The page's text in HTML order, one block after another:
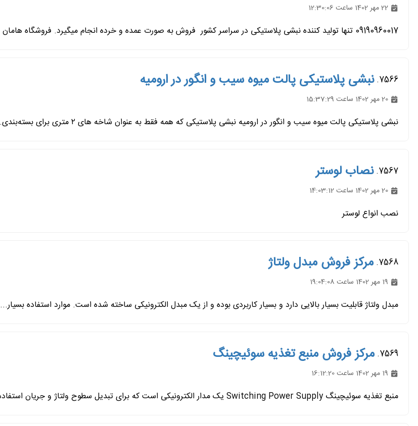
09190960017 تنها تولید کننده نبشی پلاستیکی در سراسر کشور فروش به صورت عمده و خرده انجام میگیرد. فروشگاه هامان تولید...
7566. نبشی پلاستیکی پالت میوه سیب و انگور در ارومیه
نبشی پلاستیکی پالت میوه سیب و انگور در ارومیه نبشی پلاستیکی که همه فقط به عنوان شاخه های ۲ متری برای بسته‌بندی...
7567. نصاب لوستر
نصب انواع لوستر
7568. مرکز فروش مبدل ولتاژ
مبدل ولتاژ قابلیت بسیار بالایی دارد و بسیار کاربردی بوده و از یک مبدل الکترونیکی ساخته شده است. موارد استفاده بسیار...
7569. مرکز فروش منبع تغذیه سوئیچینگ
منبع تغذیه سوئیچینگ Switching Power Supply یک مدار الکترونیکی است که براى تبدیل سطوح ولتاژ و جریان استفاده می شود. این مدار...